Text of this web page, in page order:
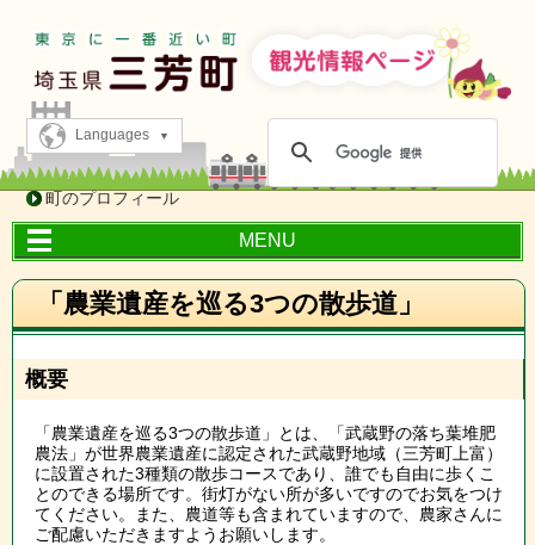
Languages
町のプロフィール
MENU
「農業遺産を巡る3つの散歩道」
概要
「農業遺産を巡る3つの散歩道」とは、「武蔵野の落ち葉堆肥
農法」が世界農業遺産に認定された武蔵野地域（三芳町上富）
に設置された3種類の散歩コースであり、誰でも自由に歩くこ
とのできる場所です。街灯がない所が多いですのでお気をつけ
てください。また、農道等も含まれていますので、農家さんに
ご配慮いただきますようお願いします。